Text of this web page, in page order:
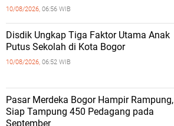
10/08/2026, 06:56 WIB
Disdik Ungkap Tiga Faktor Utama Anak
Putus Sekolah di Kota Bogor
10/08/2026, 06:52 WIB
Pasar Merdeka Bogor Hampir Rampung,
Siap Tampung 450 Pedagang pada
September